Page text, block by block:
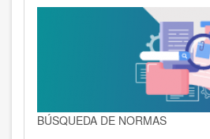
BÚSQUEDA DE NORMAS